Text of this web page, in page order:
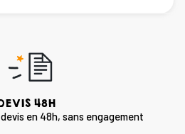
48H
en 48h, sans engagement